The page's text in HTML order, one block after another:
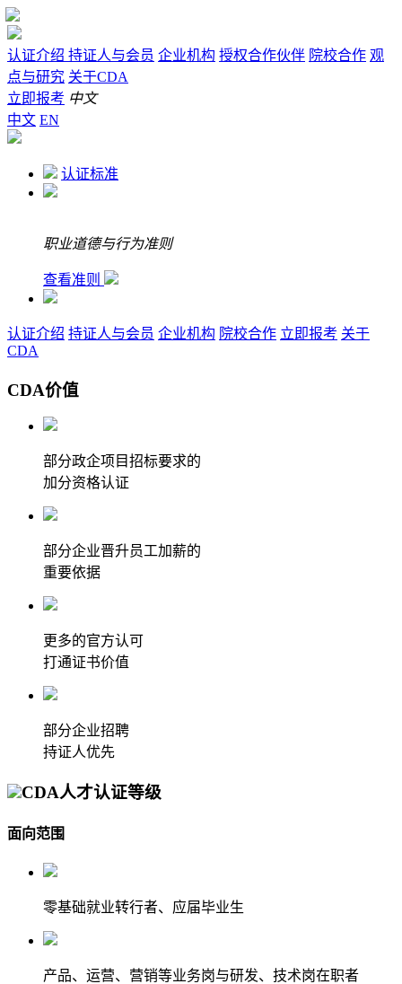
认证介绍 持证人与会员 企业机构 授权合作伙伴 院校合作 观
点与研究 关于CDA
立即报考 中文
中文 EN
认证标准
职业道德与行为准则
查看准则
认证介绍 持证人与会员 企业机构 院校合作 立即报考 关于
CDA
CDA价值
部分政企项目招标要求的
加分资格认证
部分企业晋升员工加薪的
重要依据
更多的官方认可
打通证书价值
部分企业招聘
持证人优先
CDA人才认证等级
面向范围
零基础就业转行者、应届毕业生
产品、运营、营销等业务岗与研发、技术岗在职者